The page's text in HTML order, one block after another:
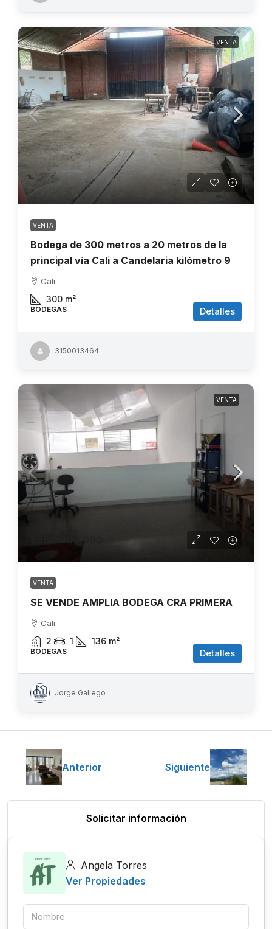
VENTA
VENTA
Bodega de 300 metros a 20 metros de la
principal vía Cali a Candelaria kilómetro 9
Cali
300 m²
BODEGAS Detalles
3150013464
VENTA
$360.000.000
VENTA
SE VENDE AMPLIA BODEGA CRA PRIMERA
Cali
2 1 136 m²
BODEGAS Detalles
Jorge Gallego
Anterior Siguiente
Solicitar información
Angela Torres
Ver Propiedades